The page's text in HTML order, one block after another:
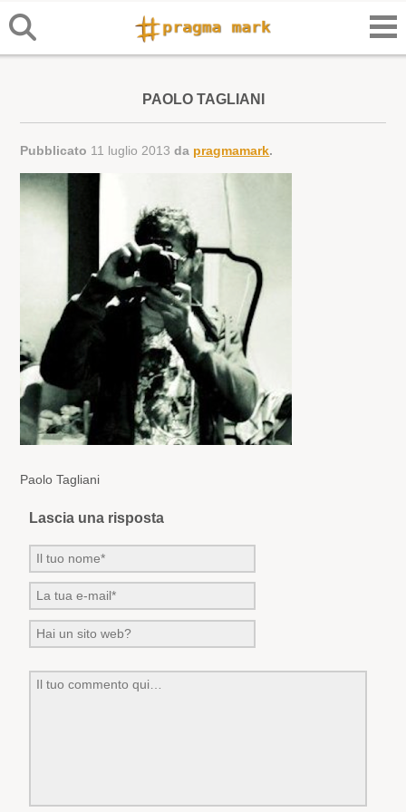
PAOLO TAGLIANI
Pubblicato 11 luglio 2013 da pragmamark.
Paolo Tagliani
Lascia una risposta